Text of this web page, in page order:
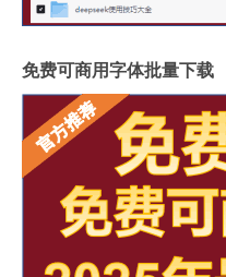
免费可商用字体批量下载